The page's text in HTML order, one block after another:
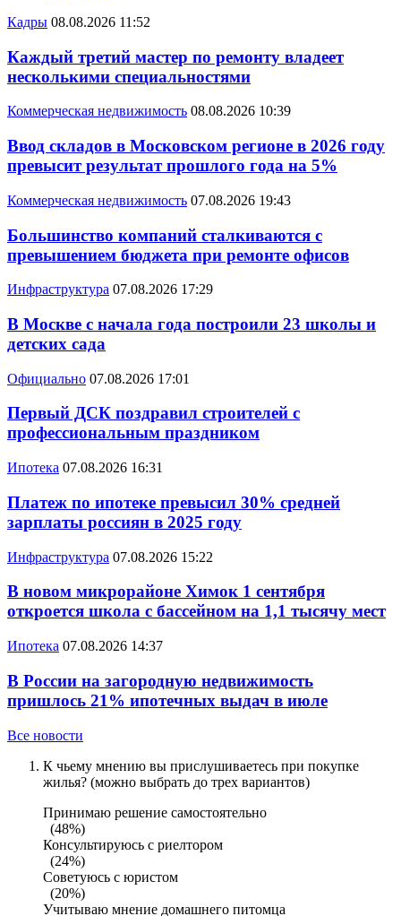
Кадры 08.08.2026 11:52
Каждый третий мастер по ремонту владеет
несколькими специальностями
Коммерческая недвижимость 08.08.2026 10:39
Ввод складов в Московском регионе в 2026 году
превысит результат прошлого года на 5%
Коммерческая недвижимость 07.08.2026 19:43
Большинство компаний сталкиваются с
превышением бюджета при ремонте офисов
Инфраструктура 07.08.2026 17:29
В Москве с начала года построили 23 школы и
детских сада
Официально 07.08.2026 17:01
Первый ДСК поздравил строителей с
профессиональным праздником
Ипотека 07.08.2026 16:31
Платеж по ипотеке превысил 30% средней
зарплаты россиян в 2025 году
Инфраструктура 07.08.2026 15:22
В новом микрорайоне Химок 1 сентября
откроется школа с бассейном на 1,1 тысячу мест
Ипотека 07.08.2026 14:37
В России на загородную недвижимость
пришлось 21% ипотечных выдач в июле
Все новости
К чьему мнению вы прислушиваетесь при покупке
жилья? (можно выбрать до трех вариантов)
Принимаю решение самостоятельно
(48%)
Консультируюсь с риелтором
(24%)
Советуюсь с юристом
(20%)
Учитываю мнение домашнего питомца